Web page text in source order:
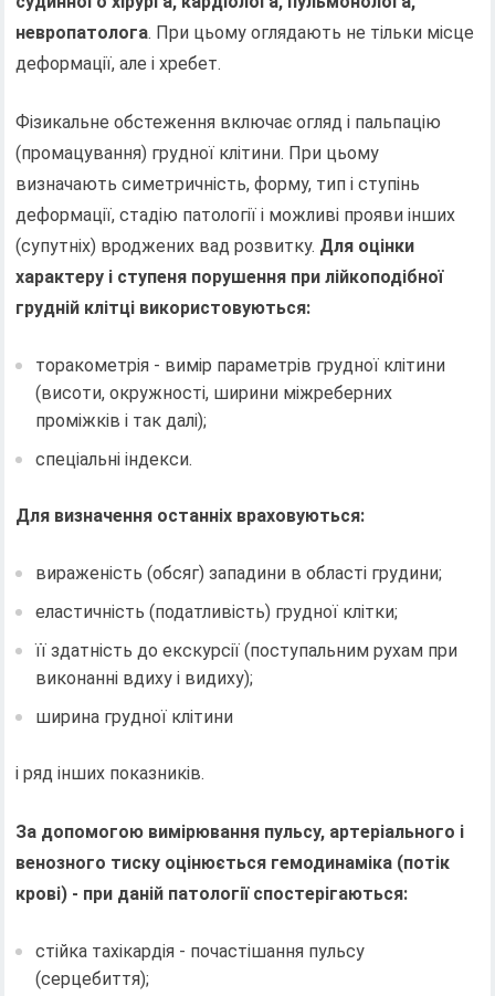
невропатолога. При цьому оглядають не тільки місце
деформації, але і хребет.
Фізикальне обстеження включає огляд і пальпацію
(промацування) грудної клітини. При цьому
визначають симетричність, форму, тип і ступінь
деформації, стадію патології і можливі прояви інших
(супутніх) вроджених вад розвитку. Для оцінки
характеру і ступеня порушення при лійкоподібної
грудній клітці використовуються:
торакометрія - вимір параметрів грудної клітини
(висоти, окружності, ширини міжреберних
проміжків і так далі);
спеціальні індекси.
Для визначення останніх враховуються:
вираженість (обсяг) западини в області грудини;
еластичність (податливість) грудної клітки;
її здатність до екскурсії (поступальним рухам при
виконанні вдиху і видиху);
ширина грудної клітини
і ряд інших показників.
За допомогою вимірювання пульсу, артеріального і
венозного тиску оцінюється гемодинаміка (потік
крові) - при даній патології спостерігаються:
стійка тахікардія - почастішання пульсу
(серцебиття);